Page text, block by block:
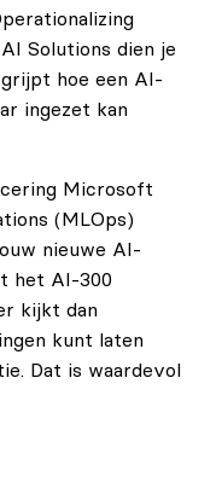
Solutions dien je
hoe een AI-
ingezet kan
Microsoft
(MLOps)
nieuwe AI-
het AI-300
kijkt dan
kunt laten
Dat is waardevol